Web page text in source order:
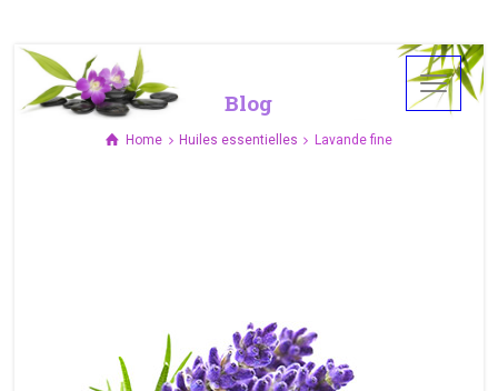
Blog
Home Huiles essentielles Lavande fine